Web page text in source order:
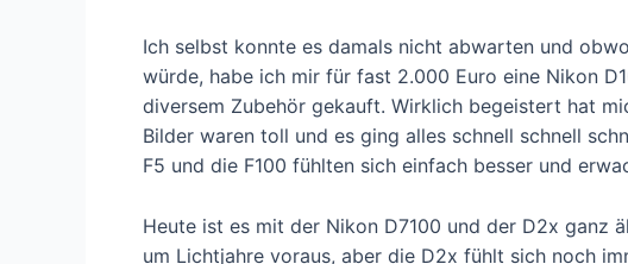
Ich selbst konnte es damals nicht abwarten und
würde, habe ich mir für fast 2.000 Euro eine Nikon
diversem Zubehör gekauft. Wirklich begeistert hat
Bilder waren toll und es ging alles schnell schnell
F5 und die F100 fühlten sich einfach besser und
Heute ist es mit der Nikon D7100 und der D2x ganz
um Lichtjahre voraus, aber die D2x fühlt sich noch